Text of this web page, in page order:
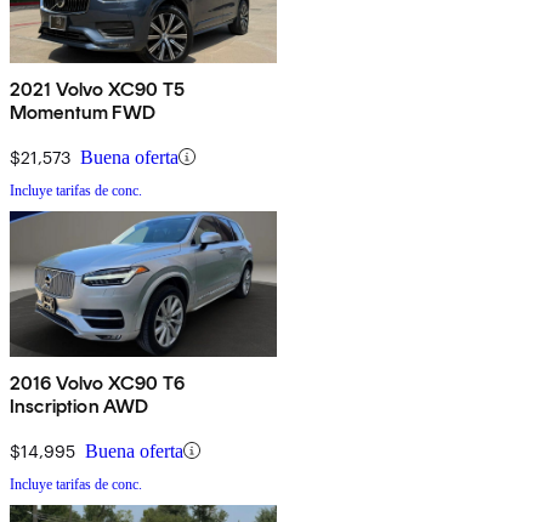
2021 Volvo XC90 T5
Momentum FWD
$21,573 Buena oferta
Incluye tarifas de conc.
2016 Volvo XC90 T6
Inscription AWD
$14,995 Buena oferta
Incluye tarifas de conc.